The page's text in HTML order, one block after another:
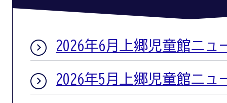
2026年6月上郷児童館ニュ
2026年5月上郷児童館ニュ